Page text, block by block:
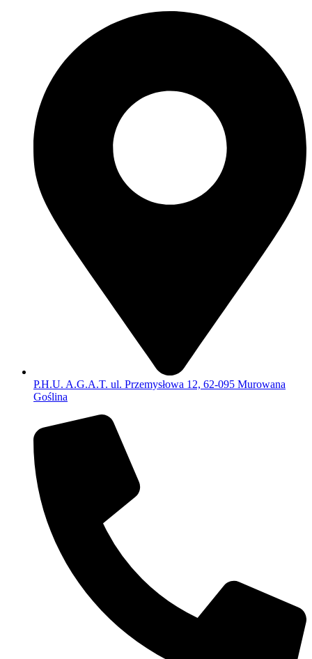
P.H.U. A.G.A.T. ul. Przemysłowa 12, 62-095 Murowana
Goślina